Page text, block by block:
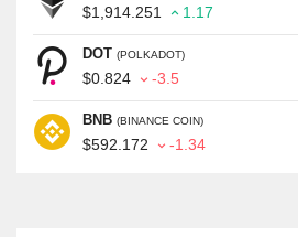
$1,914.251 1.17
DOT (POLKADOT)
$0.824 -3.5
BNB (BINANCE COIN)
$592.172 -1.34